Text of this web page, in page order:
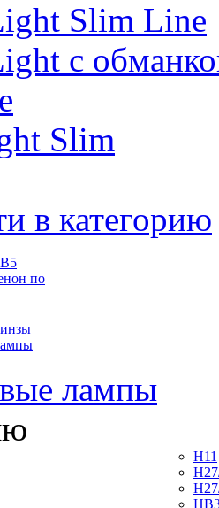
Slim Line
с
Slim
в категорию
по
лампы
H11